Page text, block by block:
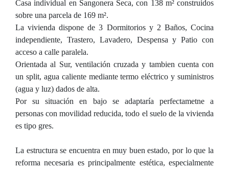
Casa individual en Sangonera Seca, con 138 m² construidos
sobre una parcela de 169 m².
La vivienda dispone de 3 Dormitorios y 2 Baños, Cocina
independiente, Trastero, Lavadero, Despensa y Patio con
acceso a calle paralela.
Orientada al Sur, ventilación cruzada y tambien cuenta con
un split, agua caliente mediante termo eléctrico y suministros
(agua y luz) dados de alta.
Por su situación en bajo se adaptaría perfectametne a
personas con movilidad reducida, todo el suelo de la vivienda
es tipo gres.
La estructura se encuentra en muy buen estado, por lo que la
reforma necesaria es principalmente estética, especialmente